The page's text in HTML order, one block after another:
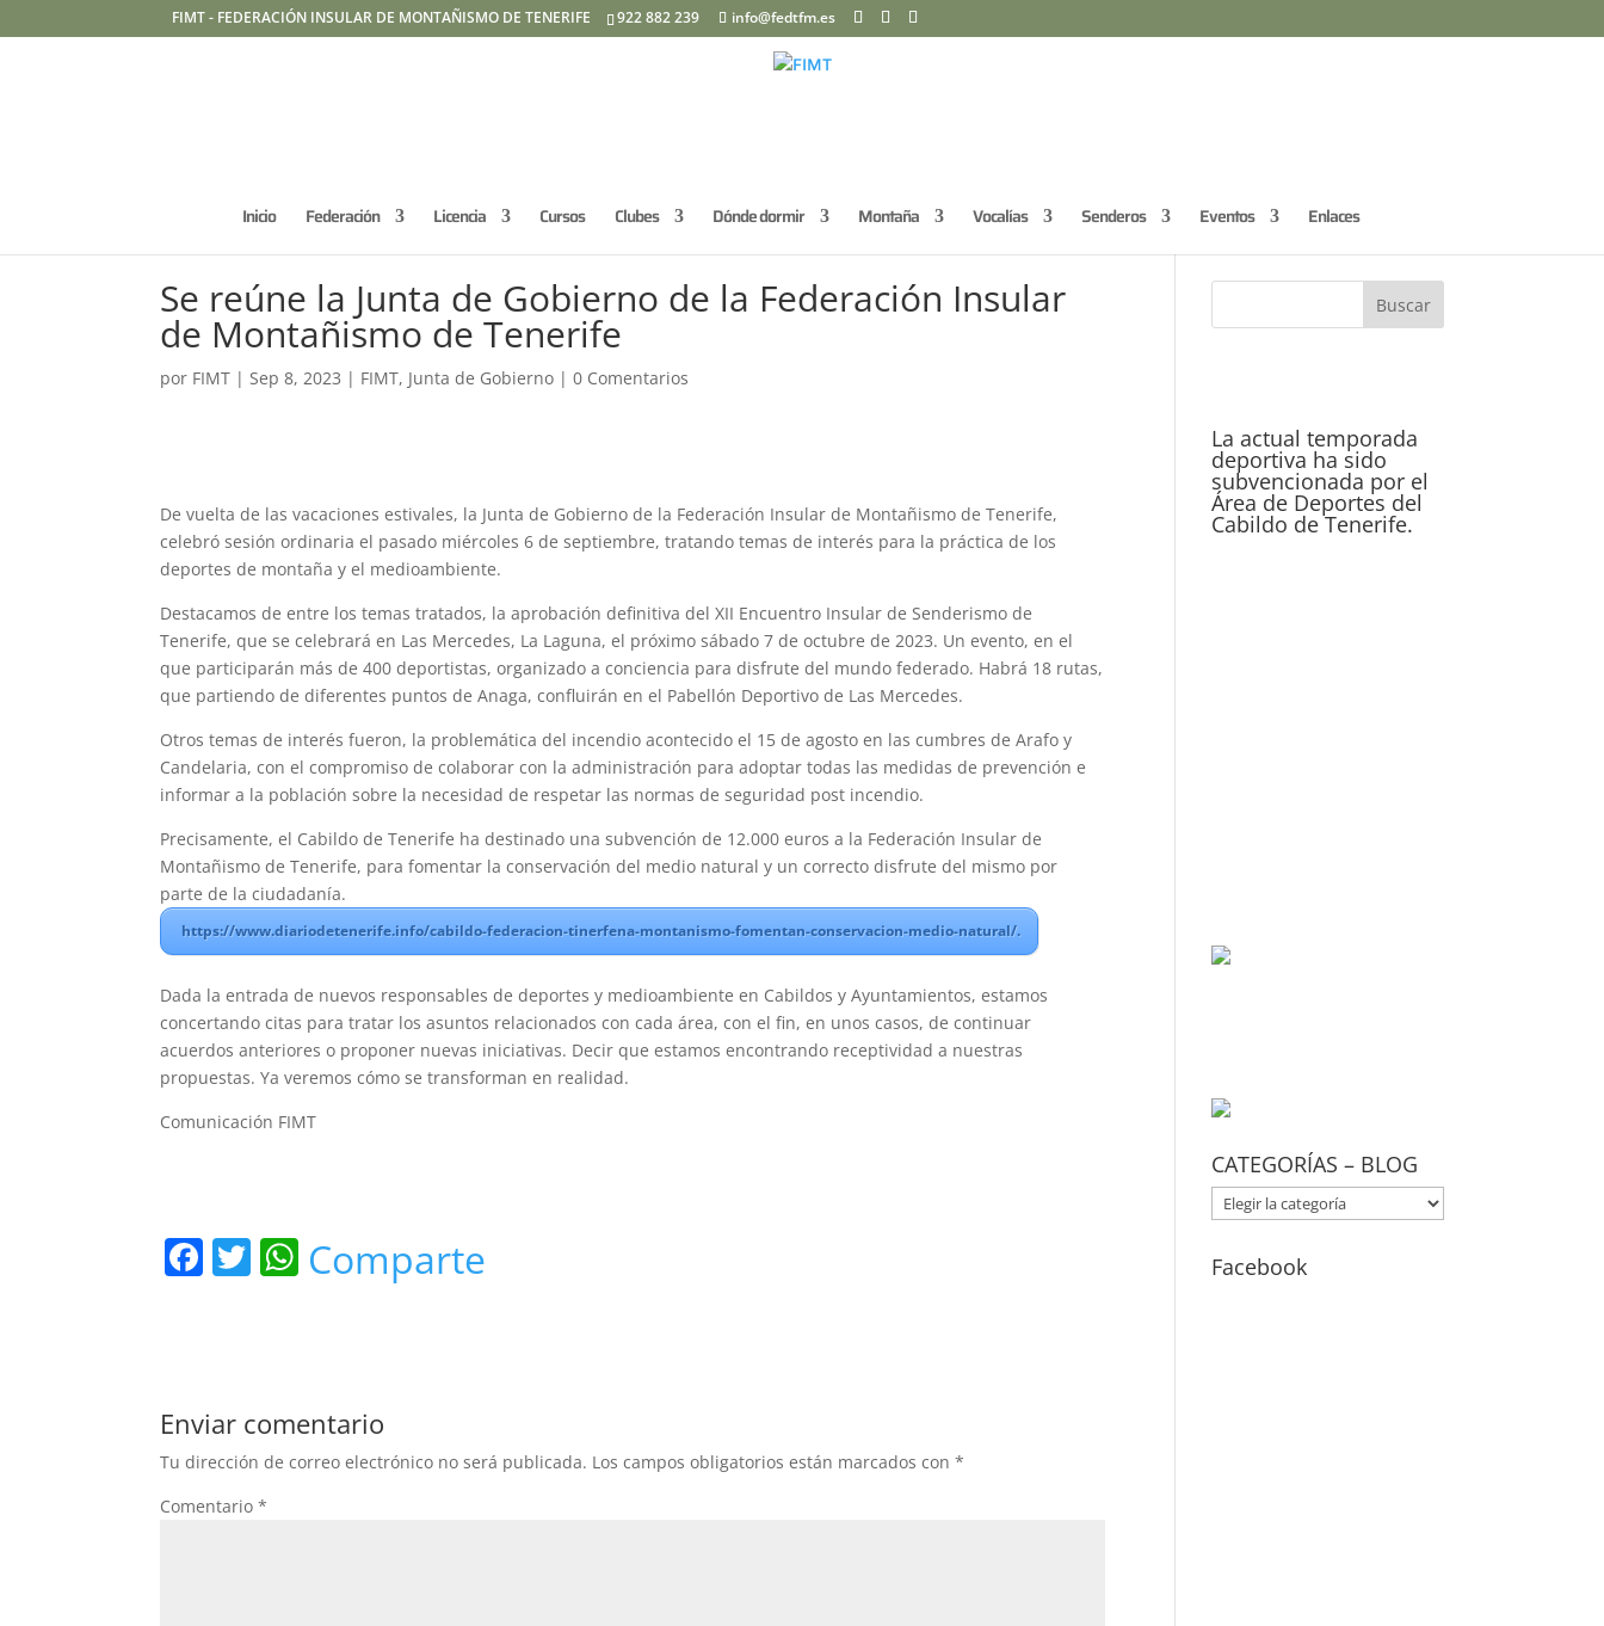
FIMT - FEDERACIÓN INSULAR DE MONTAÑISMO DE TENERIFE 922 882 239 info@fedtfm.es
Inicio Federación Licencia Cursos Clubes Dónde dormir Montaña Vocalías Senderos Eventos Enlaces
Se reúne la Junta de Gobierno de la Federación Insular
de Montañismo de Tenerife
por FIMT |Sep 8, 2023 | FIMT, Junta de Gobierno |0 Comentarios
De vuelta de las vacaciones estivales, la Junta de Gobierno de la Federación Insular de Montañismo de Tenerife,
celebró sesión ordinaria el pasado miércoles 6 de septiembre, tratando temas de interés para la práctica de los
deportes de montaña y el medioambiente.
Destacamos de entre los temas tratados, la aprobación definitiva del XII Encuentro Insular de Senderismo de
Tenerife, que se celebrará en Las Mercedes, La Laguna, el próximo sábado 7 de octubre de 2023. Un evento, en el
que participarán más de 400 deportistas, organizado a conciencia para disfrute del mundo federado. Habrá 18 rutas,
que partiendo de diferentes puntos de Anaga, confluirán en el Pabellón Deportivo de Las Mercedes.
Otros temas de interés fueron, la problemática del incendio acontecido el 15 de agosto en las cumbres de Arafo y
Candelaria, con el compromiso de colaborar con la administración para adoptar todas las medidas de prevención e
informar a la población sobre la necesidad de respetar las normas de seguridad post incendio.
Precisamente, el Cabildo de Tenerife ha destinado una subvención de 12.000 euros a la Federación Insular de
Montañismo de Tenerife, para fomentar la conservación del medio natural y un correcto disfrute del mismo por
parte de la ciudadanía.
https://www.diariodetenerife.info/cabildo-federacion-tinerfena-montanismo-fomentan-conservacion-medio-natural/.
Dada la entrada de nuevos responsables de deportes y medioambiente en Cabildos y Ayuntamientos, estamos
concertando citas para tratar los asuntos relacionados con cada área, con el fin, en unos casos, de continuar
acuerdos anteriores o proponer nuevas iniciativas. Decir que estamos encontrando receptividad a nuestras
propuestas. Ya veremos cómo se transforman en realidad.
Comunicación FIMT
F
b
o
o
k
T W
A
p
p
Comparte
Enviar comentario
Tu dirección de correo electrónico no será publicada. Los campos obligatorios están marcados con*
Comentario*
La actual temporada
deportiva ha sido
subvencionada por el
Área de Deportes del
Cabildo de Tenerife.
CATEGORÍAS – BLOG
CATEGORÍAS
–
BLOG
Facebook